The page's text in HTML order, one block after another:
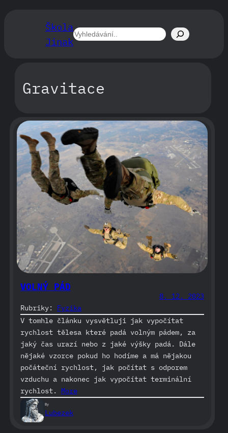
Škola
Jinak
Hledat
Gravitace
VOLNÝ PÁD
8. 12. 2023
Rubriky: Fyzika
V tomhle článku vysvětluji jak vypočítat
rychlost tělesa které padá volným pádem, za
jaký čas urazí nebo z jaké výšky padá. Dále
nějaké vzorce pokud ho hodíme a má nějakou
počáteční rychlost, jak počítat s odporem
vzduchu a nakonec jak vypočítat terminální
rychlost. More
By
Lubezek